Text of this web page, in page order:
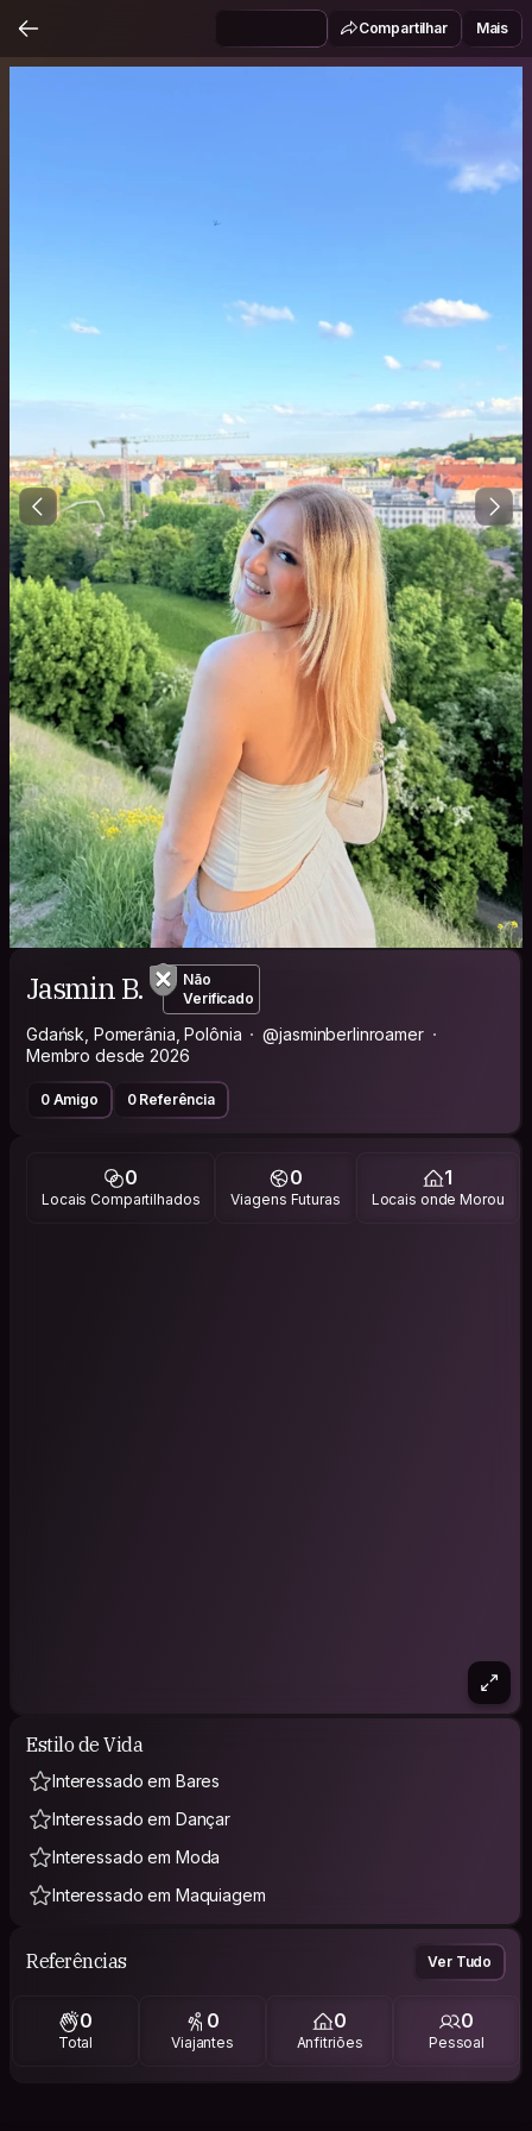
Compartilhar Mais
Jasmin B.
Não
Verificado
Gdańsk, Pomerânia, Polônia
@jasminberlinroamer
Membro desde 2026
0 Amigo 0 Referência
0
Locais Compartilhados
0
Viagens Futuras
1
Locais onde Morou
Estilo de Vida
Interessado em Bares
Interessado em Dançar
Interessado em Moda
Interessado em Maquiagem
Referências Ver Tudo
0
Total
0
Viajantes
0
Anfitriões
0
Pessoal